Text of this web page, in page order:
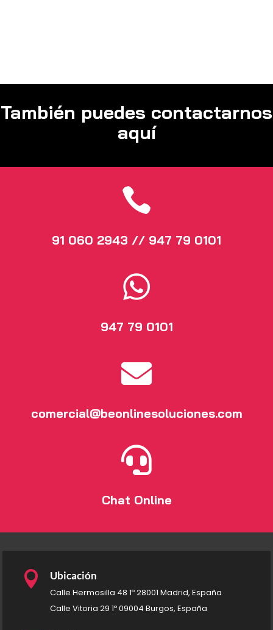
También puedes contactarnos
aquí

91 060 2943 // 947 79 0101

947 79 0101

comercial@beonlinesoluciones.com

Chat Online
 Ubicación
Calle Hermosilla 48 1º 28001 Madrid, España
Calle Vitoria 29 1º 09004 Burgos, España